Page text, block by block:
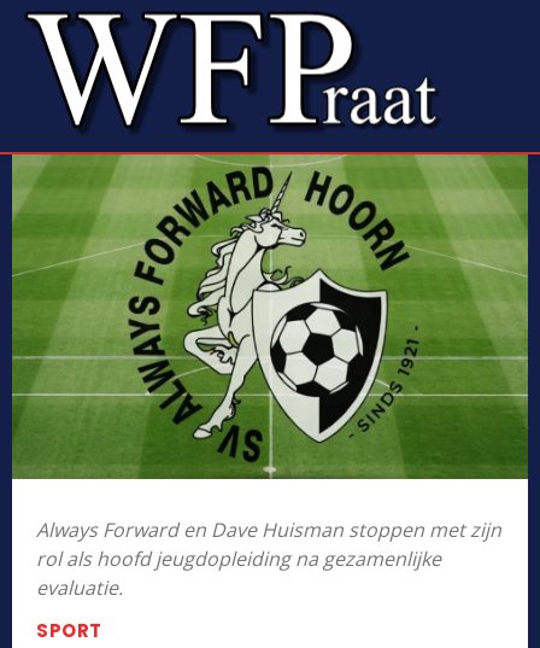
Always Forward en Dave Huisman stoppen met zijn
rol als hoofd jeugdopleiding na gezamenlijke
evaluatie.
SPORT